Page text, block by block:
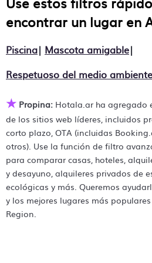
resorts y alquileres de
precios a menudo listados a
descuento en la tarifa del
encontrar un lugar en
Piscina| Mascota amigable|
Respetuoso del medio ambiente
★ Propina: Hotala.ar ha agregado
de los sitios web líderes, incluidos
corto plazo, OTA (incluidas
otros). Use la función de filtro
para comparar casas, hoteles,
y desayuno, alquileres privados de
ecológicas y más. Queremos
y los mejores lugares más
Region.